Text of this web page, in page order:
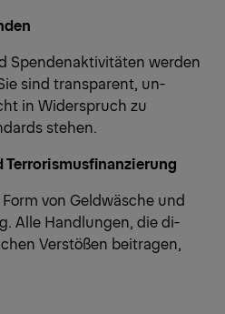
Spendenaktivitäten werden
sind transparent, un-
in Widerspruch zu
stehen.
von Geldwäsche und
Alle Handlungen, die di-
Verstößen beitragen,